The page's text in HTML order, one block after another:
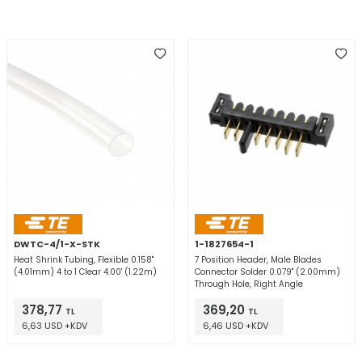
DWTC-4/1-X-STK
Heat Shrink Tubing, Flexible 0.158"
(4.01mm) 4 to 1 Clear 4.00' (1.22m)
378,77 TL
6,63 USD +KDV
1-1827654-1
7 Position Header, Male Blades
Connector Solder 0.079" (2.00mm)
Through Hole, Right Angle
369,20 TL
6,46 USD +KDV